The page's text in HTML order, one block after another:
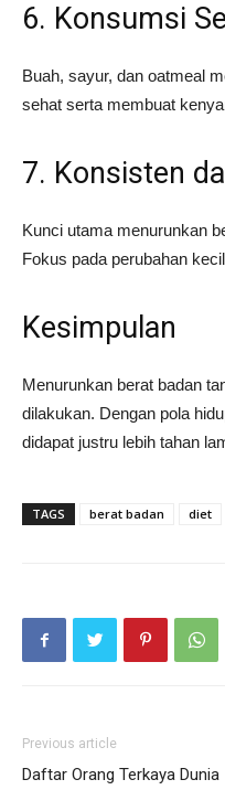
6. Konsumsi
Buah, sayur, dan oatmeal
sehat serta membuat
7. Konsisten
Kunci utama menurunkan
Fokus pada perubahan
Kesimpulan
Menurunkan berat badan
dilakukan. Dengan pola
didapat justru lebih tahan
TAGS berat badan diet
Previous article
Daftar Orang Terkaya Dunia